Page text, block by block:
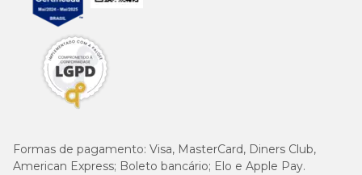
Formas de pagamento: Visa, MasterCard, Diners Club,
American Express; Boleto bancário; Elo e Apple Pay.